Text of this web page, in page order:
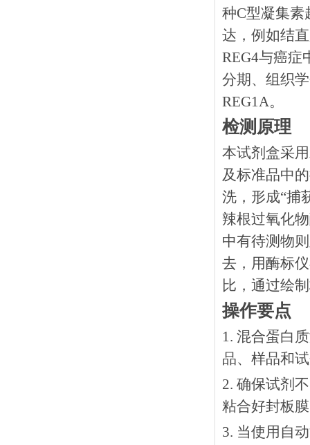
种C型凝集素
达，例如结
REG4与癌症
分期、组织
REG1A。
检测原理
本试剂盒采
及标准品中
洗，形成“捕
辣根过氧化
中有待测物
去，用酶标
比，通过绘
操作要点
1. 混合蛋白
品、样品和
2. 确保试剂
粘合好封板
3. 当使用自